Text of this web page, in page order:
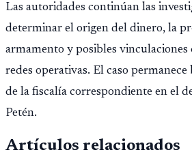
Las autoridades continúan las
determinar el origen del dinero, la
armamento y posibles vinculaciones
redes operativas. El caso
de la fiscalía correspondiente en el
Petén.
Artículos relacionados